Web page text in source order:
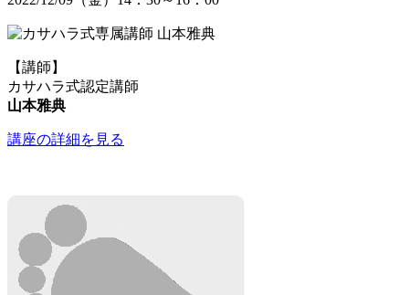
【講師】
カサハラ式認定講師
山本雅典
講座の詳細を見る